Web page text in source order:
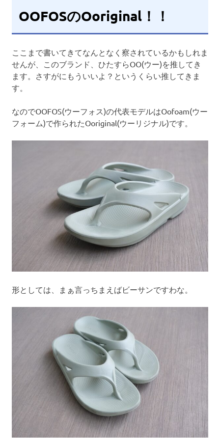
OOFOSのOoriginal！！
ここまで書いてきてなんとなく察されているかもしれま
せんが、このブランド、ひたすらOO(ウー)を推してき
ます。さすがにもういいよ？というくらい推してきま
す。
なのでOOFOS(ウーフォス)の代表モデルはOofoam(ウー
フォーム)で作られたOoriginal(ウーリジナル)です。
形としては、まぁ言っちまえばビーサンですわな。